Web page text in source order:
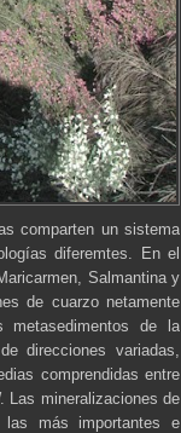
comparten un sistema
diferemtes. En el
Salmantina y
de cuarzo netamente
metasedimentos de la
direcciones variadas,
comprendidas entre
Las mineralizaciones de
las más importantes e